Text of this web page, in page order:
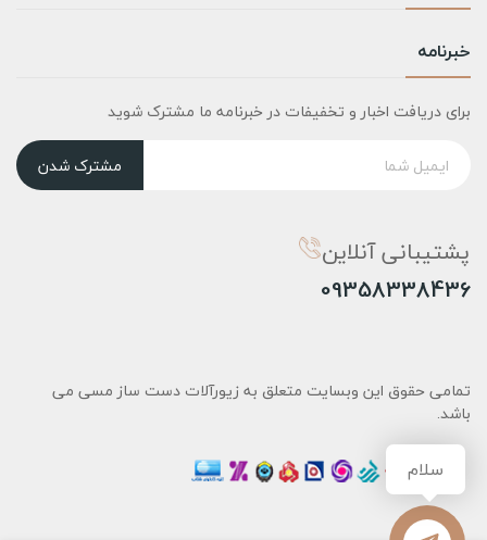
خبرنامه
برای دریافت اخبار و تخفیفات در خبرنامه ما مشترک شوید
مشترک شدن
پشتیبانی آنلاین
09358338436
تمامی حقوق این وبسایت متعلق به زیورآلات دست ساز مسی می
باشد.
سلام